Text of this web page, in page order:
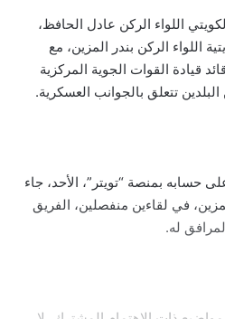
اللواء الركن عادل الحافظ،
اللواء الركن بندر المزين، مع
قيادة القوات الجوية المركزية
تتعلق بالجوانب العسكرية.
حسابه بمنصة “تويتر”، الأحد، جاء
في لقاءين منفصلين، الفريق
له.